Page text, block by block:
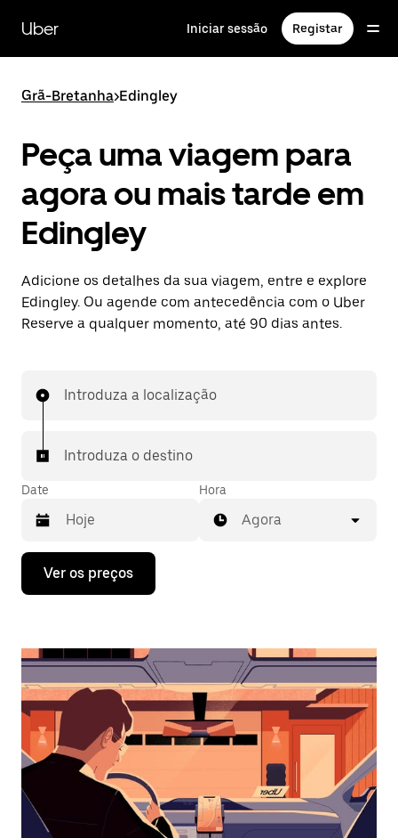
para
conteúdo
Uber Iniciar sessão Registar
Grã-Bretanha>Edingley
Peça uma viagem para
agora ou mais tarde em
Edingley
Adicione os detalhes da sua viagem, entre e explore
Edingley. Ou agende com antecedência com o Uber
Reserve a qualquer momento, até 90 dias antes.
Introduza a localização
Introduza o destino
Date
Prima
tecla
interagir
o
calendário
selecionar
uma
data.
Prima
o
botão
Hora
Agora
Ver os preços